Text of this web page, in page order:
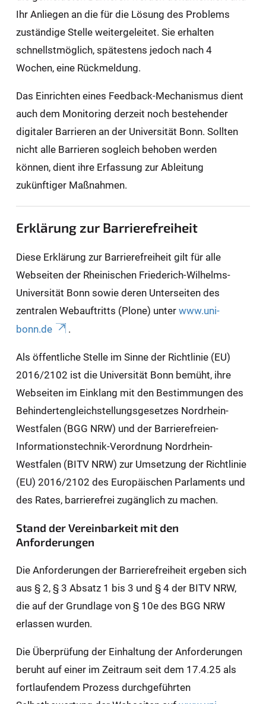
Ihr Anliegen an die für die Lösung des Problems
zuständige Stelle weitergeleitet. Sie erhalten
schnellstmöglich, spätestens jedoch nach 4
Wochen, eine Rückmeldung.
Das Einrichten eines Feedback-Mechanismus dient
auch dem Monitoring derzeit noch bestehender
digitaler Barrieren an der Universität Bonn. Sollten
nicht alle Barrieren sogleich behoben werden
können, dient ihre Erfassung zur Ableitung
zukünftiger Maßnahmen.
Erklärung zur Barrierefreiheit
Diese Erklärung zur Barrierefreiheit gilt für alle
Webseiten der Rheinischen Friederich-Wilhelms-
Universität Bonn sowie deren Unterseiten des
zentralen Webauftritts (Plone) unter www.uni-
bonn.de
.
Als öffentliche Stelle im Sinne der Richtlinie (EU)
2016/2102 ist die Universität Bonn bemüht, ihre
Webseiten im Einklang mit den Bestimmungen des
Behindertengleichstellungsgesetzes Nordrhein-
Westfalen (BGG NRW) und der Barrierefreien-
Informationstechnik-Verordnung Nordrhein-
Westfalen (BITV NRW) zur Umsetzung der Richtlinie
(EU) 2016/2102 des Europäischen Parlaments und
des Rates, barrierefrei zugänglich zu machen.
Stand der Vereinbarkeit mit den
Anforderungen
Die Anforderungen der Barrierefreiheit ergeben sich
aus § 2, § 3 Absatz 1 bis 3 und § 4 der BITV NRW,
die auf der Grundlage von § 10e des BGG NRW
erlassen wurden.
Die Überprüfung der Einhaltung der Anforderungen
beruht auf einer im Zeitraum seit dem 17.4.25 als
fortlaufendem Prozess durchgeführten